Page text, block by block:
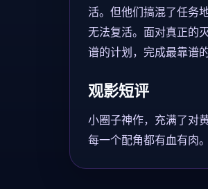
活。但他们搞混了任务
无法复活。面对真正的
谱的计划，完成最靠谱
观影短评
小圈子神作，充满了对
每一个配角都有血有肉